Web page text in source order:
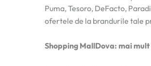
Puma, Tesoro, DeFacto,
ofertele de la brandurile tale
Shopping MallDova: mai